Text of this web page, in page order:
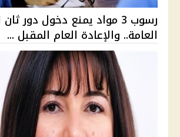
رسوب 3 مواد يمنع دخول دور
العامة.. والإعادة العام المقبل ...